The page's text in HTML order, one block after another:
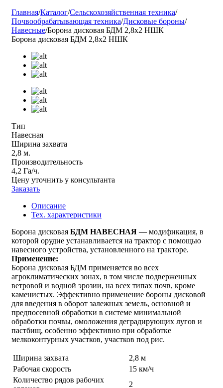
Главная/Каталог/Сельскохозяйственная техника/
Почвообрабатывающая техника/Дисковые бороны/
Навесные/Борона дисковая БДМ 2,8х2 НШК
Борона дисковая БДМ 2,8х2 НШК
Тип
Навесная
Ширина захвата
2,8 м.
Производительность
4,2 Га/ч.
Цену уточнить у консультанта
Заказать
Описание
Тех. характеристики
Борона дисковая БДМ НАВЕСНАЯ — модификация, в
которой орудие устанавливается на трактор с помощью
навесного устройства, установленного на тракторе.
Применение:
Борона дисковая БДМ применяется во всех
агроклиматических зонах, в том числе подверженных
ветровой и водной эрозии, на всех типах почв, кроме
каменистых. Эффективно применение бороны дисковой
для введения в оборот залежных земель, основной и
предпосевной обработки в системе минимальной
обработки почвы, омоложения деградирующих лугов и
пастбищ, особенно эффективно при обработке
мелкоконтурных участков, участков под рис.
Ширина захвата
2,8 м
Рабочая скорость
15 км/ч
Количество рядов рабочих
2